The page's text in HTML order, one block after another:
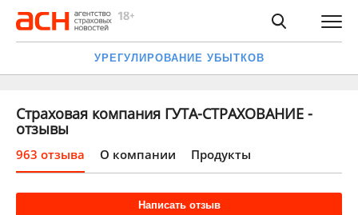
УРЕГУЛИРОВАНИЕ УБЫТКОВ
Страховая компания ГУТА-СТРАХОВАНИЕ -
отзывы
963 отзыва О компании Продукты
Написать отзыв